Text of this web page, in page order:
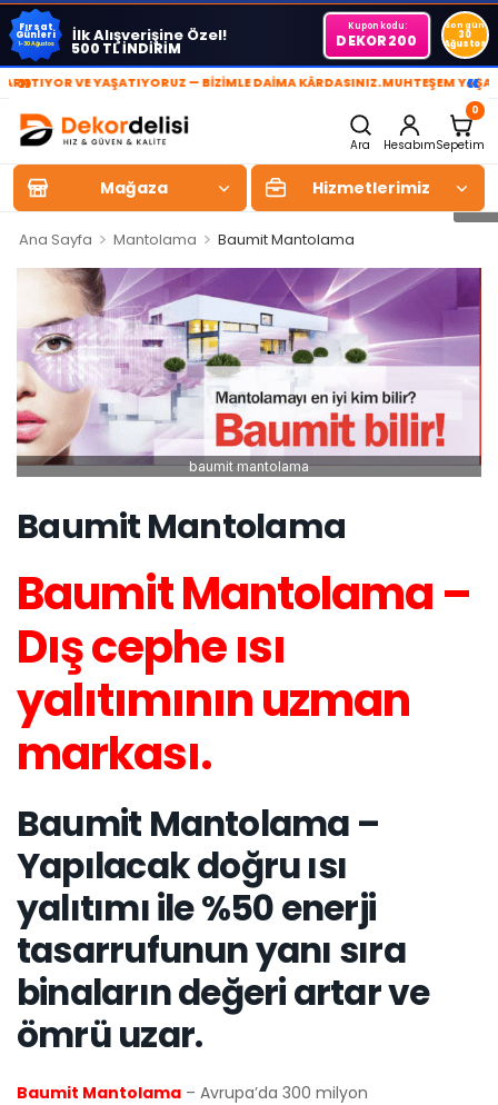
Fırsat
Günleri
1-30 Ağustos İlk Alışverişine Özel!
500 TL İNDİRİM
Kupon kodu:
DEKOR200
Son gün
30
Ağustos
» VE YAŞATIYORUZ — BİZİMLE DAİMA KÂRDASINIZ.MUHTEŞEM YAŞAM
«
Ara Hesabım
0
Sepetim
Mağaza Hizmetlerimiz
Ana Sayfa > Mantolama > Baumit Mantolama
baumit mantolama
Baumit Mantolama
Baumit Mantolama –
Dış cephe ısı
yalıtımının uzman
markası.
Baumit Mantolama –
Yapılacak doğru ısı
yalıtımı ile %50 enerji
tasarrufunun yanı sıra
binaların değeri artar ve
ömrü uzar.
Baumit Mantolama – Avrupa’da 300 milyon